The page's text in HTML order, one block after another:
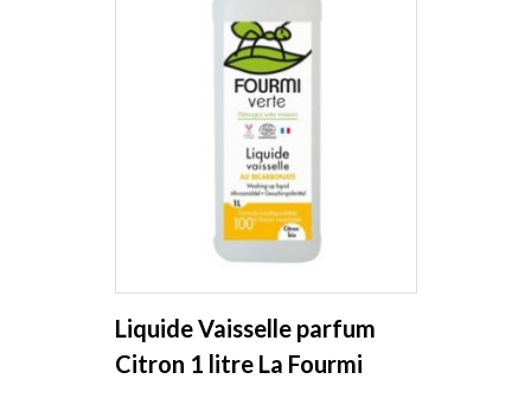
Liquide Vaisselle parfum
Citron 1 litre La Fourmi